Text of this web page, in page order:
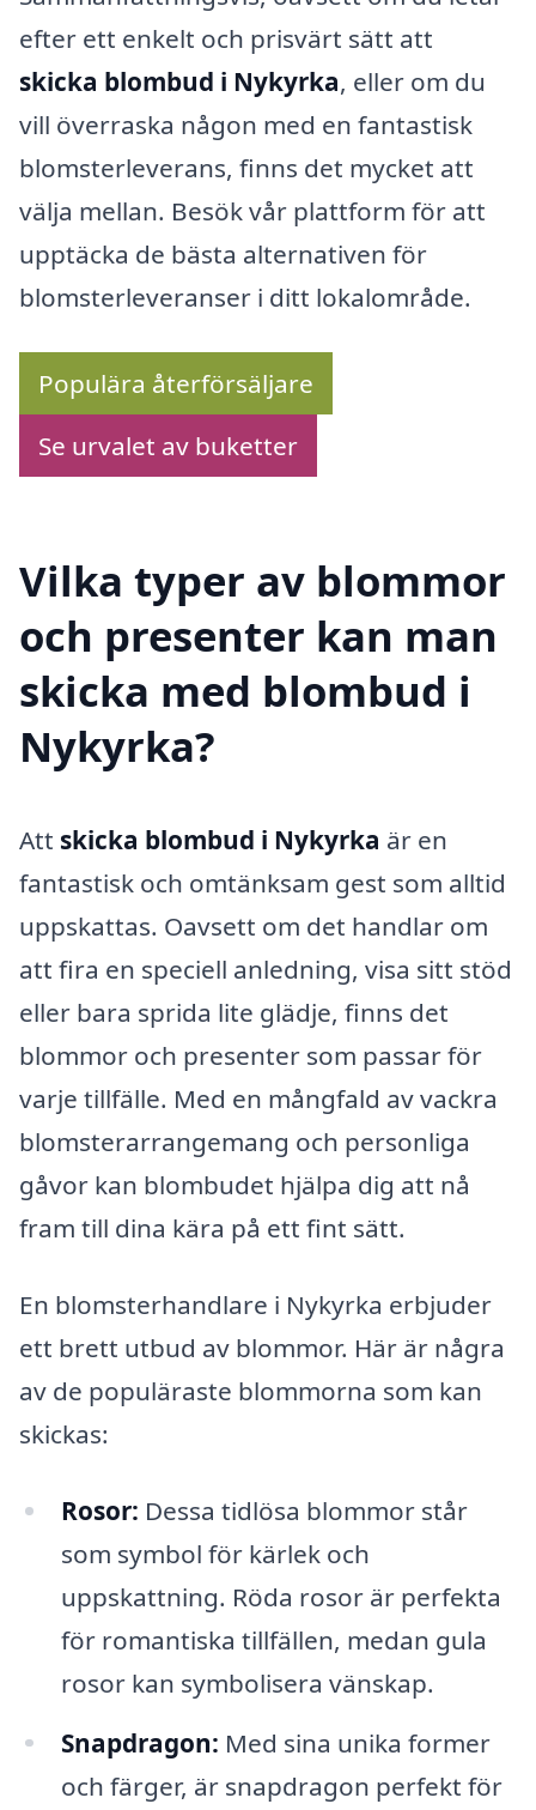
efter ett enkelt och prisvärt sätt att
skicka blombud i Nykyrka, eller om du
vill överraska någon med en fantastisk
blomsterleverans, finns det mycket att
välja mellan. Besök vår plattform för att
upptäcka de bästa alternativen för
blomsterleveranser i ditt lokalområde.
Populära återförsäljare
Se urvalet av buketter
Vilka typer av blommor
och presenter kan man
skicka med blombud i
Nykyrka?
Att skicka blombud i Nykyrka är en
fantastisk och omtänksam gest som alltid
uppskattas. Oavsett om det handlar om
att fira en speciell anledning, visa sitt stöd
eller bara sprida lite glädje, finns det
blommor och presenter som passar för
varje tillfälle. Med en mångfald av vackra
blomsterarrangemang och personliga
gåvor kan blombudet hjälpa dig att nå
fram till dina kära på ett fint sätt.
En blomsterhandlare i Nykyrka erbjuder
ett brett utbud av blommor. Här är några
av de populäraste blommorna som kan
skickas:
Rosor: Dessa tidlösa blommor står
som symbol för kärlek och
uppskattning. Röda rosor är perfekta
för romantiska tillfällen, medan gula
rosor kan symbolisera vänskap.
Snapdragon: Med sina unika former
och färger, är snapdragon perfekt för